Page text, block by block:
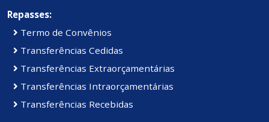
Repasses:
Termo de Convênios
Transferências Cedidas
Transferências Extraorçamentárias
Transferências Intraorçamentárias
Transferências Recebidas